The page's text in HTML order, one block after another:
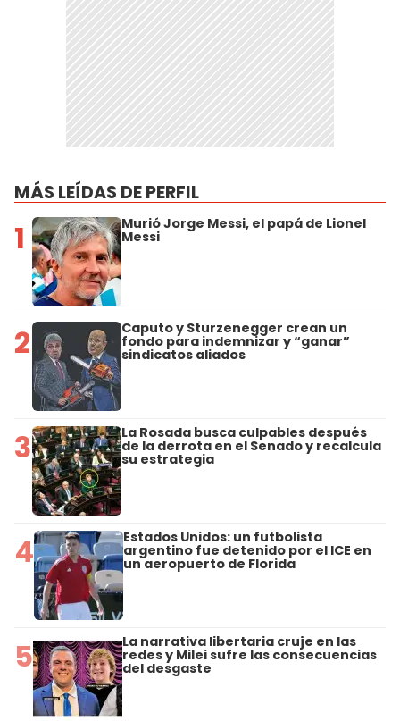
MÁS LEÍDAS DE PERFIL
1 Murió Jorge Messi, el papá de Lionel
Messi
2 Caputo y Sturzenegger crean un
fondo para indemnizar y “ganar”
sindicatos aliados
3 La Rosada busca culpables después
de la derrota en el Senado y recalcula
su estrategia
4 Estados Unidos: un futbolista
argentino fue detenido por el ICE en
un aeropuerto de Florida
5 La narrativa libertaria cruje en las
redes y Milei sufre las consecuencias
del desgaste